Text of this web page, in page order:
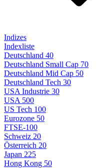
Indizes
Indexliste
Deutschland 40
Deutschland Small Cap 70
Deutschland Mid Cap 50
Deutschland Tech 30
USA Industrie 30
USA 500
US Tech 100
Eurozone 50
FTSE-100
Schweiz 20
Österreich 20
Japan 225
Hong Kong 50